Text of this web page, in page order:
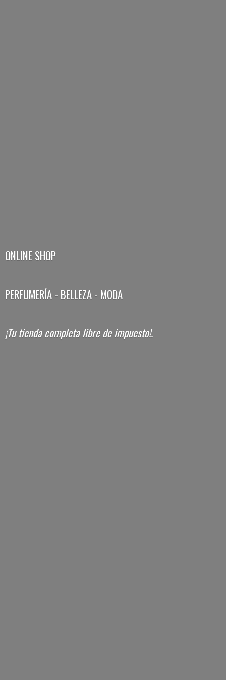
ONLINE SHOP
PERFUMERÍA - BELLEZA - MODA
¡Tu tienda completa librede impuesto!.